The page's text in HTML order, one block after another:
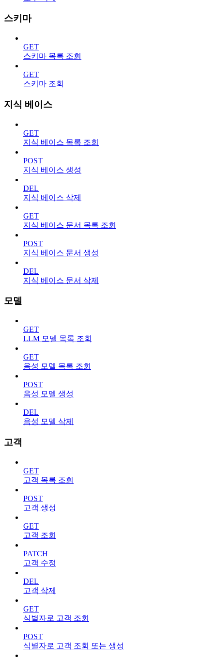
스키마
GET
스키마 목록 조회
GET
스키마 조회
지식 베이스
GET
지식 베이스 목록 조회
POST
지식 베이스 생성
DEL
지식 베이스 삭제
GET
지식 베이스 문서 목록 조회
POST
지식 베이스 문서 생성
DEL
지식 베이스 문서 삭제
모델
GET
LLM 모델 목록 조회
GET
음성 모델 목록 조회
POST
음성 모델 생성
DEL
음성 모델 삭제
고객
GET
고객 목록 조회
POST
고객 생성
GET
고객 조회
PATCH
고객 수정
DEL
고객 삭제
GET
식별자로 고객 조회
POST
식별자로 고객 조회 또는 생성